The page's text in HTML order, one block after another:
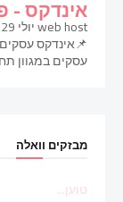
אינדקס -
web hostיולי 29, 2022
📌אינדקס
עסקים במגוון
מבזקים וואלה
טוען...